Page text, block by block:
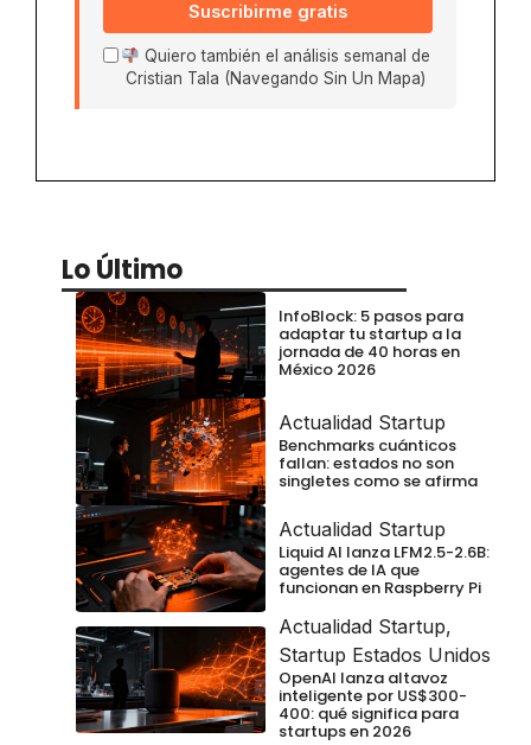
Suscribirme gratis
Quiero también el análisis semanal de
Cristian Tala (Navegando Sin Un Mapa)
Lo Último
InfoBlock: 5 pasos para
adaptar tu startup a la
jornada de 40 horas en
México 2026
Actualidad Startup
Benchmarks cuánticos
fallan: estados no son
singletes como se afirma
Actualidad Startup
Liquid AI lanza LFM2.5-2.6B:
agentes de IA que
funcionan en Raspberry Pi
Actualidad Startup,
Startup Estados Unidos
OpenAI lanza altavoz
inteligente por US$300-
400: qué significa para
startups en 2026